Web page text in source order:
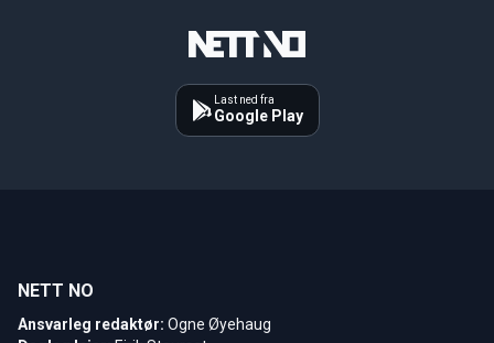
Last ned fra
Google Play
NETT NO
Ansvarleg redaktør: Ogne Øyehaug